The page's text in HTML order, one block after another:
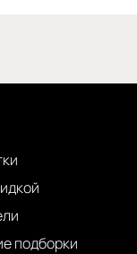
подборки